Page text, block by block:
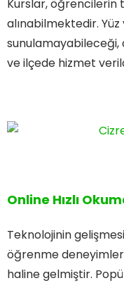
Kurslar, öğrencilerin
alınabilmektedir.
sunulamayabileceği,
ve ilçede hizmet
Online Hızlı
Teknolojinin
öğrenme
haline gelmiştir.